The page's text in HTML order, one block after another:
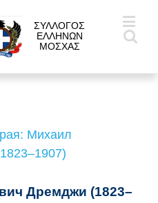
ΣΥΛΛΟΓΟΣ
ΕΛΛΗΝΩΝ
ΜΟΣΧΑΣ
Михаил
Дремджи (1823–